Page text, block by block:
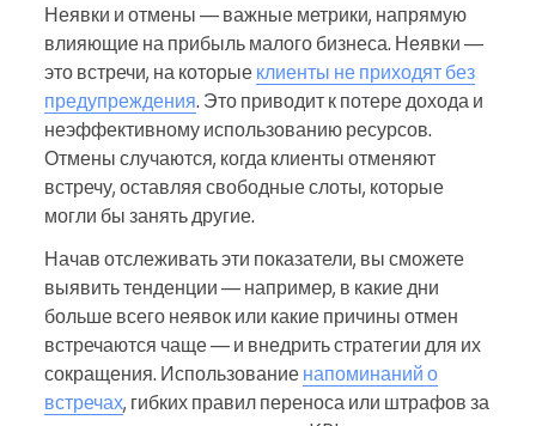
Неявки и отмены — важные метрики, напрямую
влияющие на прибыль малого бизнеса. Неявки —
это встречи, на которые клиенты не приходят без
предупреждения. Это приводит к потере дохода и
неэффективному использованию ресурсов.
Отмены случаются, когда клиенты отменяют
встречу, оставляя свободные слоты, которые
могли бы занять другие.
Начав отслеживать эти показатели, вы сможете
выявить тенденции — например, в какие дни
больше всего неявок или какие причины отмен
встречаются чаще — и внедрить стратегии для их
сокращения. Использование напоминаний о
встречах, гибких правил переноса или штрафов за